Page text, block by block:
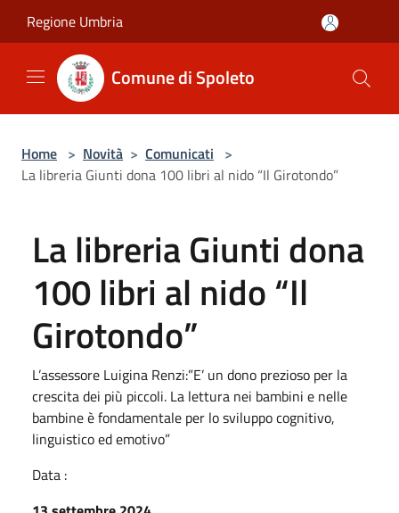
Regione Umbria
Comune di Spoleto
Home > Novità > Comunicati >
La libreria Giunti dona 100 libri al nido “Il Girotondo”
La libreria Giunti dona
100 libri al nido “Il
Girotondo”
L’assessore Luigina Renzi:”E’ un dono prezioso per la
crescita dei più piccoli. La lettura nei bambini e nelle
bambine è fondamentale per lo sviluppo cognitivo,
linguistico ed emotivo”
Data :